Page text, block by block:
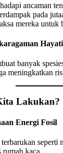
ancaman
pada
mereka untuk
Hayati
banyak
meningkatkan
Lakukan?
Energi Fosil
seperti